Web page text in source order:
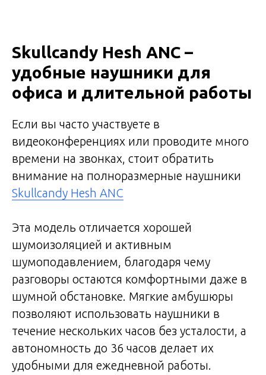
Skullcandy Hesh ANC –
удобные наушники для
офиса и длительной работы
Если вы часто участвуете в
видеоконференциях или проводите много
времени на звонках, стоит обратить
внимание на полноразмерные наушники
Skullcandy Hesh ANC
Эта модель отличается хорошей
шумоизоляцией и активным
шумоподавлением, благодаря чему
разговоры остаются комфортными даже в
шумной обстановке. Мягкие амбушюры
позволяют использовать наушники в
течение нескольких часов без усталости, а
автономность до 36 часов делает их
удобными для ежедневной работы.